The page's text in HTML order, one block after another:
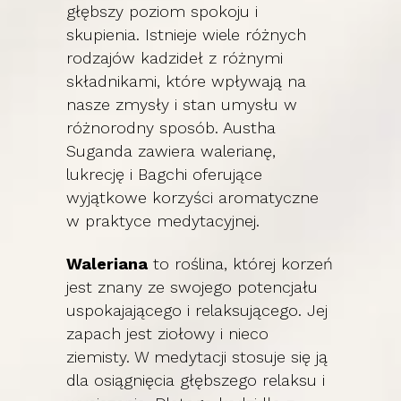
głębszy poziom spokoju i
skupienia. Istnieje wiele różnych
rodzajów kadzideł z różnymi
składnikami, które wpływają na
nasze zmysły i stan umysłu w
różnorodny sposób. Austha
Suganda zawiera walerianę,
lukrecję i Bagchi oferujące
wyjątkowe korzyści aromatyczne
w praktyce medytacyjnej.
Waleriana to roślina, której korzeń
jest znany ze swojego potencjału
uspokajającego i relaksującego. Jej
zapach jest ziołowy i nieco
ziemisty. W medytacji stosuje się ją
dla osiągnięcia głębszego relaksu i